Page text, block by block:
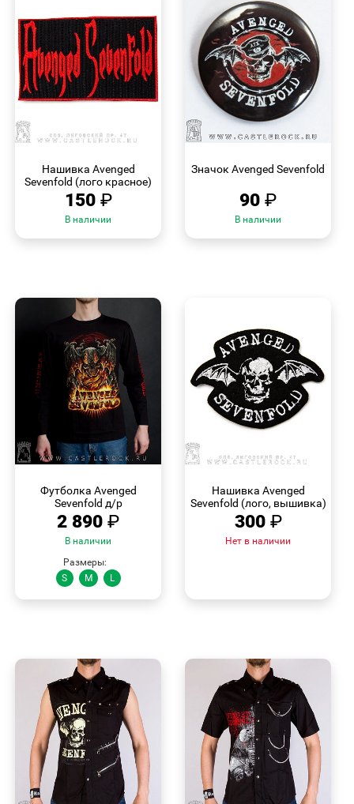
Нашивка Avenged
Sevenfold (лого красное)
150 ₽
В наличии
Значок Avenged Sevenfold
90 ₽
В наличии
Футболка Avenged
Sevenfold д/р
2 890 ₽
В наличии
Размеры:
S
M L
Нашивка Avenged
Sevenfold (лого, вышивка)
300 ₽
Нет в наличии